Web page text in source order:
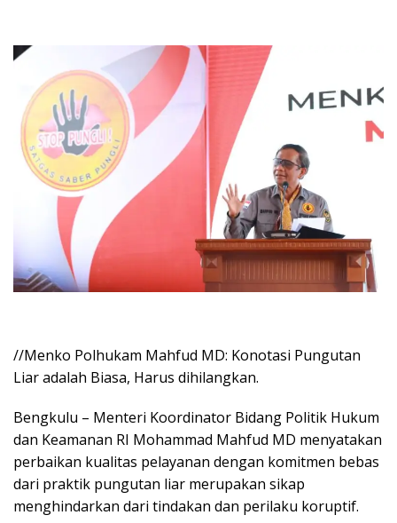
//Menko Polhukam Mahfud MD: Konotasi Pungutan
Liar adalah Biasa, Harus dihilangkan.
Bengkulu – Menteri Koordinator Bidang Politik Hukum
dan Keamanan RI Mohammad Mahfud MD menyatakan
perbaikan kualitas pelayanan dengan komitmen bebas
dari praktik pungutan liar merupakan sikap
menghindarkan dari tindakan dan perilaku koruptif.